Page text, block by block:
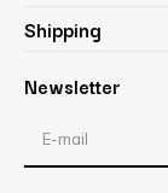
Shipping
Newsletter